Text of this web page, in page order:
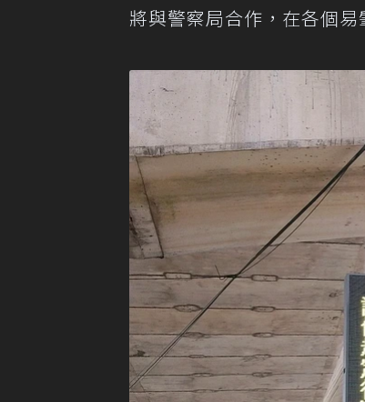
將與警察局合作，在各個易